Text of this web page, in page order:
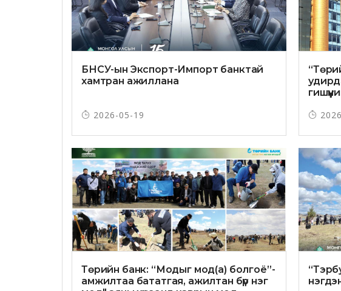
БНСУ-ын Экспорт-Импорт банктай
хамтран ажиллана
2026-05-19
Төрийн банк: “Модыг мод(а) болгоё”-
амжилтаа бататгая, ажилтан бүр нэг